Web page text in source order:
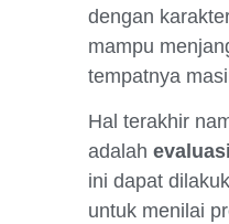
dengan
mampu
tempatnya
Hal terakhir
adalah evaluasi
ini dapat
untuk menilai